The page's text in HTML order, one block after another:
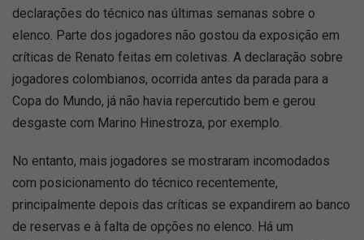
declarações do técnico nas últimas semanas sobre o
elenco. Parte dos jogadores não gostou da exposição em
críticas de Renato feitas em coletivas. A declaração sobre
jogadores colombianos, ocorrida antes da parada para a
Copa do Mundo, já não havia repercutido bem e gerou
desgaste com Marino Hinestroza, por exemplo.
No entanto, mais jogadores se mostraram incomodados
com posicionamento do técnico recentemente,
principalmente depois das críticas se expandirem ao banco
de reservas e à falta de opções no elenco. Há um